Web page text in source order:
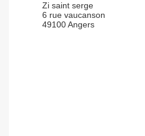
Zi saint serge
6 rue vaucanson
49100 Angers